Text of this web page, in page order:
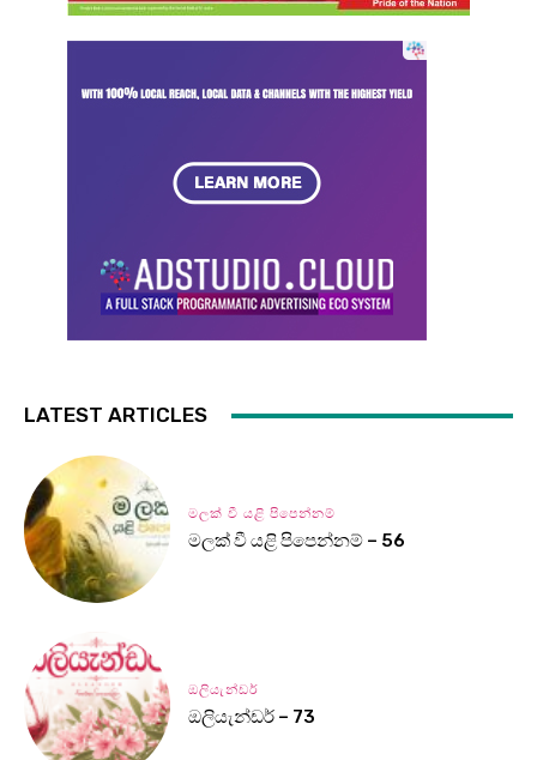
LATEST ARTICLES
මලක් වී යළි පිපෙන්නම්
මලක් වී යළි පිපෙන්නම් – 56
ඔලියැන්ඩර්
ඔලියැන්ඩර් – 73